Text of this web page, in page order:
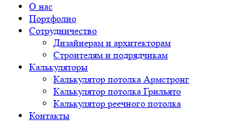
О нас
Портфолио
Сотрудничество
Дизайнерам и архитекторам
Строителям и подрядчикам
Калькуляторы
Калькулятор потолка Армстронг
Калькулятор потолка Грильято
Калькулятор реечного потолка
Контакты